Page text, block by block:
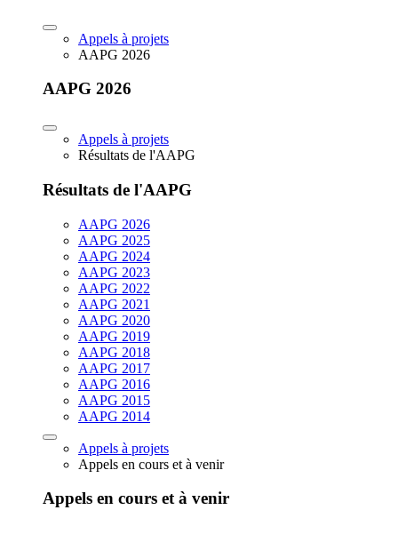
Appels à projets
AAPG 2026
AAPG 2026
Appels à projets
Résultats de l'AAPG
Résultats de l'AAPG
AAPG 2026
AAPG 2025
AAPG 2024
AAPG 2023
AAPG 2022
AAPG 2021
AAPG 2020
AAPG 2019
AAPG 2018
AAPG 2017
AAPG 2016
AAPG 2015
AAPG 2014
Appels à projets
Appels en cours et à venir
Appels en cours et à venir